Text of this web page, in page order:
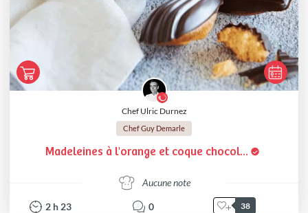
Chef Ulric Durnez
Chef Guy Demarle
Madeleines à l'orange et coque chocol...
Aucune note
2 h23 0 38